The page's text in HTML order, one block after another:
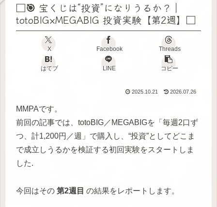
□🎯 宝くじは“投資”になりうるか？｜
totoBIG×MEGABIG 投資実験【第2週】□
X Facebook Threads
はてブ LINE コピー
2025.10.21 2026.07.26
MMPAです。
前回の記事では、totoBIG／MEGABIGを「毎週2口ず
つ、計1,200円／週」で購入し、“投資”としてどこま
で成立しうるかを検証する初回実験をスタートしま
した.
今回はその 第2週目 の結果をレポートします。